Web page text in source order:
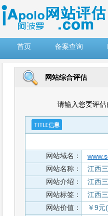
首页
备案查询
网站综合评估
请输入您要评估
网站域名：
网站名称：
江西
网站介绍：
江西
网站标签：
江西
网站价值：
￥9